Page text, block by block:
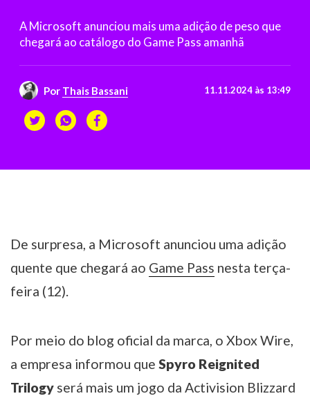
A Microsoft anunciou mais uma adição de peso que
chegará ao catálogo do Game Pass amanhã
Por Thais Bassani 11.11.2024 às 13:49
De surpresa, a Microsoft anunciou uma adição
quente que chegará ao Game Pass nesta terça-
feira (12).
Por meio do blog oficial da marca, o Xbox Wire,
a empresa informou que Spyro Reignited
Trilogy será mais um jogo da Activision Blizzard